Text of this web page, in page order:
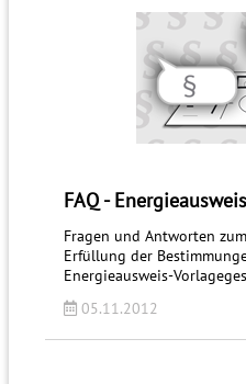
FAQ -
Fragen und Antworten
Erfüllung der
Energieausweis-
05.11.2012